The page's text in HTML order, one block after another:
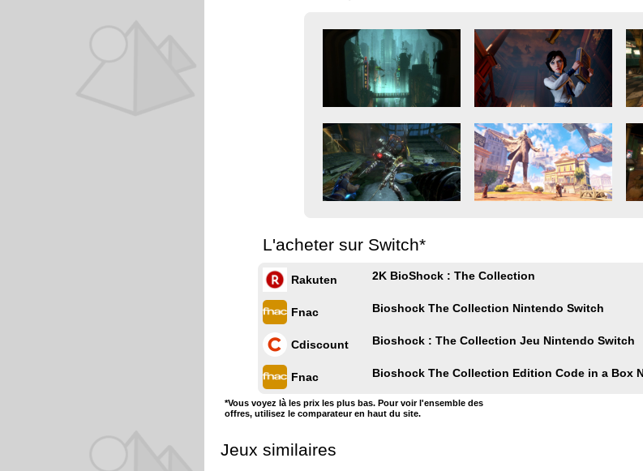
L'acheter sur Switch*
Rakuten 2K BioShock : The Collection
Fnac Bioshock The Collection Nintendo Switch
Cdiscount Bioshock : The Collection Jeu Nintendo Switch
Fnac Bioshock The Collection Edition Code in a Box
*Vous voyez là les prix les plus bas. Pour voir l'ensemble des
offres, utilisez le comparateur en haut du site.
Jeux similaires